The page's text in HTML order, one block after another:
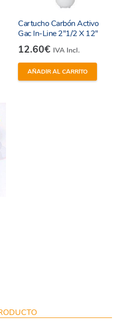
Cartucho Carbón Activo
Gac In-Line 2″1/2 X 12″
12.60€ IVA Incl.
AÑADIR AL CARRITO